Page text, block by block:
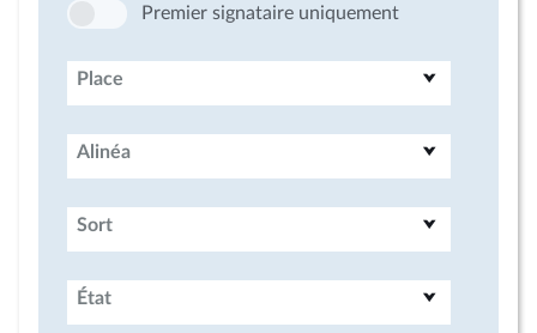
Premier signataire uniquement
Place
Alinéa
Sort
État